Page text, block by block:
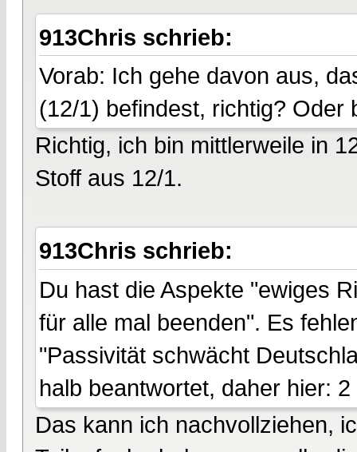
913Chris schrieb:
Vorab: Ich gehe davon aus,
(12/1) befindest, richtig? Oder
Richtig, ich bin mittlerweile in
Stoff aus 12/1.
913Chris schrieb:
Du hast die Aspekte "ewiges
für alle mal beenden". Es
"Passivität schwächt
halb beantwortet, daher hier: 2
Das kann ich nachvollziehen,